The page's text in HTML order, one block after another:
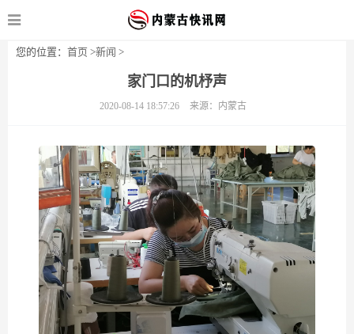
您的位置： 首页 >新闻 >
家门口的机杼声
2020-08-14 18:57:26 来源：内蒙古